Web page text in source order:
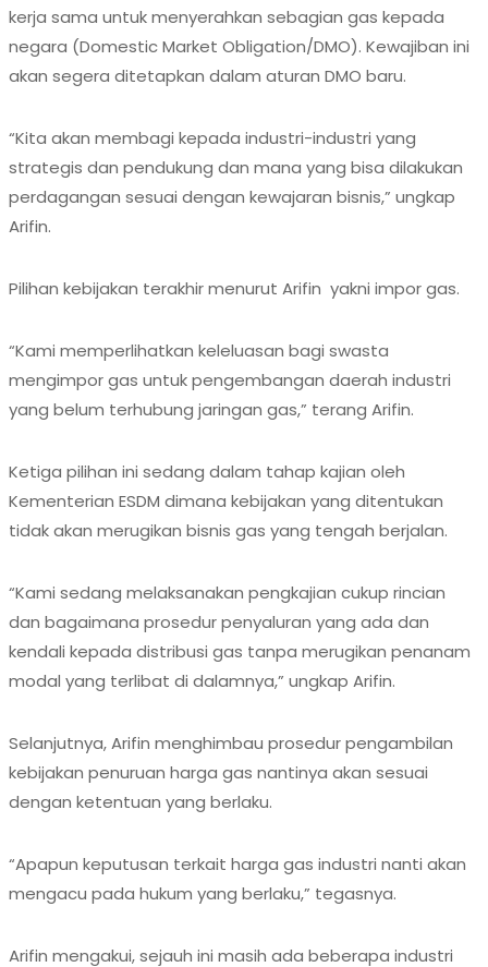
kerja sama untuk menyerahkan sebagian gas kepada
negara (Domestic Market Obligation/DMO). Kewajiban ini
akan segera ditetapkan dalam aturan DMO baru.
“Kita akan membagi kepada industri-industri yang
strategis dan pendukung dan mana yang bisa dilakukan
perdagangan sesuai dengan kewajaran bisnis,” ungkap
Arifin.
Pilihan kebijakan terakhir menurut Arifin yakni impor gas.
“Kami memperlihatkan keleluasan bagi swasta
mengimpor gas untuk pengembangan daerah industri
yang belum terhubung jaringan gas,” terang Arifin.
Ketiga pilihan ini sedang dalam tahap kajian oleh
Kementerian ESDM dimana kebijakan yang ditentukan
tidak akan merugikan bisnis gas yang tengah berjalan.
“Kami sedang melaksanakan pengkajian cukup rincian
dan bagaimana prosedur penyaluran yang ada dan
kendali kepada distribusi gas tanpa merugikan penanam
modal yang terlibat di dalamnya,” ungkap Arifin.
Selanjutnya, Arifin menghimbau prosedur pengambilan
kebijakan penuruan harga gas nantinya akan sesuai
dengan ketentuan yang berlaku.
“Apapun keputusan terkait harga gas industri nanti akan
mengacu pada hukum yang berlaku,” tegasnya.
Arifin mengakui, sejauh ini masih ada beberapa industri